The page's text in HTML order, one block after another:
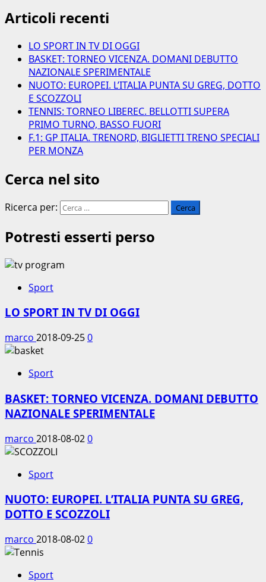
Articoli recenti
LO SPORT IN TV DI OGGI
BASKET: TORNEO VICENZA. DOMANI DEBUTTO
NAZIONALE SPERIMENTALE
NUOTO: EUROPEI. L’ITALIA PUNTA SU GREG, DOTTO
E SCOZZOLI
TENNIS: TORNEO LIBEREC. BELLOTTI SUPERA
PRIMO TURNO, BASSO FUORI
F.1: GP ITALIA. TRENORD, BIGLIETTI TRENO SPECIALI
PER MONZA
Cerca nel sito
Ricerca per:
Potresti esserti perso
Sport
LO SPORT IN TV DI OGGI
marco 2018-09-250
Sport
BASKET: TORNEO VICENZA. DOMANI DEBUTTO
NAZIONALE SPERIMENTALE
marco 2018-08-020
Sport
NUOTO: EUROPEI. L’ITALIA PUNTA SU GREG,
DOTTO E SCOZZOLI
marco 2018-08-020
Sport